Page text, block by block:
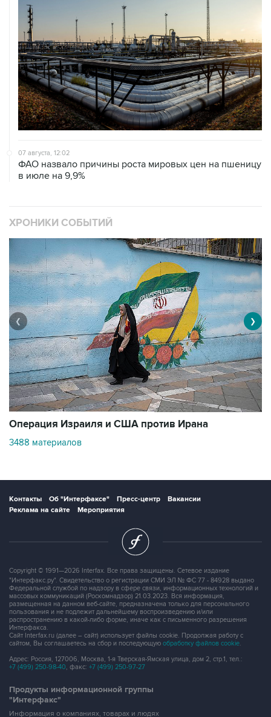
07 августа, 12:02
ФАО назвало причины роста мировых цен на пшеницу
в июле на 9,9%
ХРОНИКИ СОБЫТИЙ
Операция Израиля и США против Ирана
3488 материалов
❮ ❯
Контакты Об "Интерфаксе" Пресс-центр
Вакансии
Реклама на сайте
Мероприятия
Copyright © 1991—2026 Interfax. Все права защищены. Сетевое издание
"Интерфакс.ру". Свидетельство о регистрации СМИ ЭЛ № ФС 77 - 84928 выдано
Федеральной службой по надзору в сфере связи, информационных технологий и
массовых коммуникаций (Роскомнадзор) 21.03.2023. Вся информация,
размещенная на данном веб-сайте, предназначена только для персонального
пользования и не подлежит дальнейшему воспроизведению и/или
распространению в какой-либо форме, иначе как с письменного разрешения
Интерфакса.
Сайт Interfax.ru (далее – сайт) использует файлы cookie. Продолжая работу с
сайтом, Вы соглашаетесь на сбор и последующую обработку файлов cookie
Адрес: Россия, 127006, Москва, 1-я Тверская-Ямская улица, дом 2, стр.1, тел.:
+7 (499) 250-98-40 , факс: +7 (499) 250-97-27
Продукты информационной группы
"Интерфакс"
Информация о компаниях, товарах и людях